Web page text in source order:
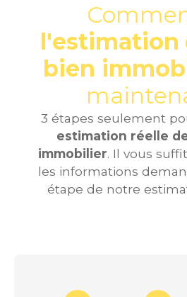
l'estimation
bien
3 étapes seulement
estimation réelle
immobilier. Il vous
les informations
étape de notre